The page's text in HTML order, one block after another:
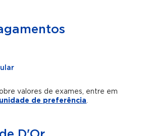
valores de exames, entre em
unidade de preferência